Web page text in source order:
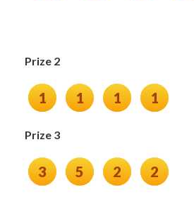
Prize 2
1 1 1 1
Prize 3
3 5 2 2